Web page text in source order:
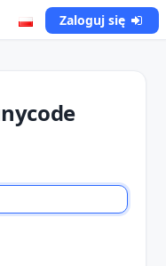
Zaloguj się